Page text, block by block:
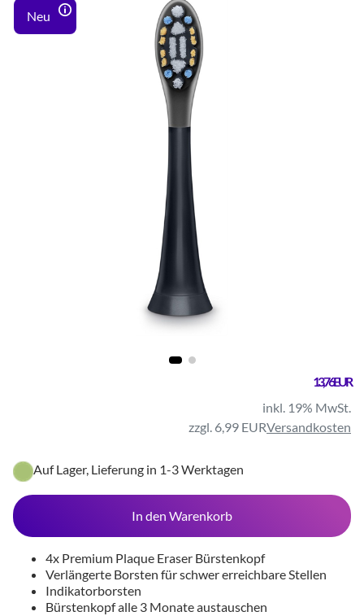
Neu
13,76 EUR
inkl. 19% MwSt.
zzgl. 6,99 EURVersandkosten
Auf Lager, Lieferung in 1-3 Werktagen
In den Warenkorb
4x Premium Plaque Eraser Bürstenkopf
Verlängerte Borsten für schwer erreichbare Stellen
Indikatorborsten
Bürstenkopf alle 3 Monate austauschen